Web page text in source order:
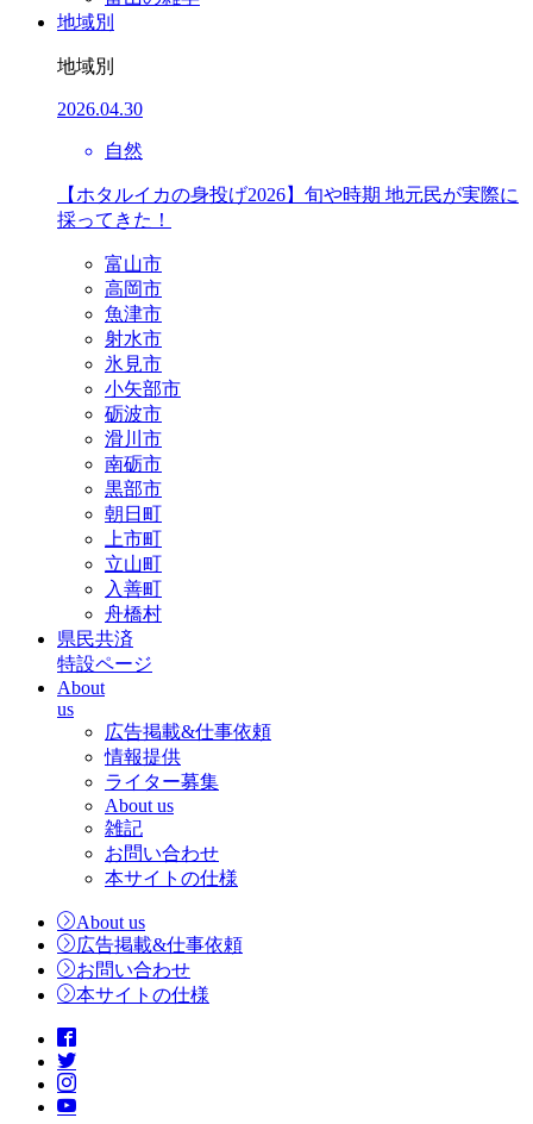
地域別
地域別
2026.04.30
自然
【ホタルイカの身投げ2026】旬や時期 地元民が実際に
採ってきた！
富山市
高岡市
魚津市
射水市
氷見市
小矢部市
砺波市
滑川市
南砺市
黒部市
朝日町
上市町
立山町
入善町
舟橋村
県民共済
特設ページ
About
us
広告掲載&仕事依頼
情報提供
ライター募集
About us
雑記
お問い合わせ
本サイトの仕様
About us
広告掲載&仕事依頼
お問い合わせ
本サイトの仕様